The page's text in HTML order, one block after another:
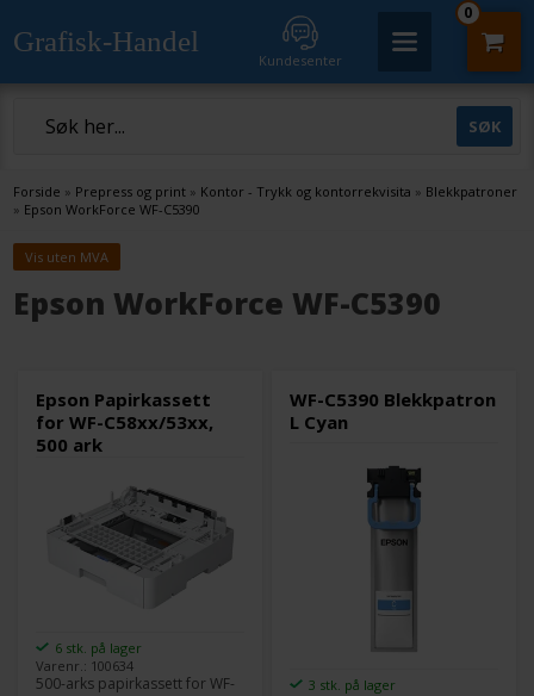
Grafisk-Handel
Kundesenter
0
Forside » Prepress og print » Kontor - Trykk og kontorrekvisita » Blekkpatroner
» Epson WorkForce WF-C5390
Vis uten MVA
Epson WorkForce WF-C5390
Epson Papirkassett
for WF-C58xx/53xx,
500 ark
6 stk. på lager
Varenr.: 100634
500-arks papirkassett for WF-
WF-C5390 Blekkpatron
L Cyan
3 stk. på lager